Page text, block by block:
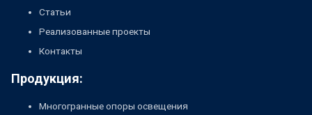
Статьи
Реализованные проекты
Контакты
Продукция:
Многогранные опоры освещения